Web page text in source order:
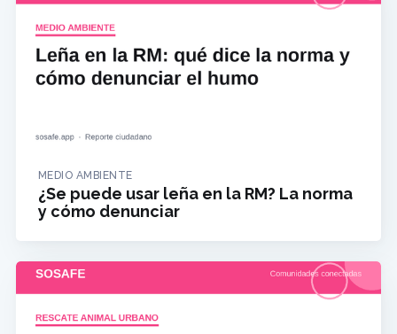
MEDIO AMBIENTE
¿Se puede usar leña en la RM? La norma
y cómo denunciar